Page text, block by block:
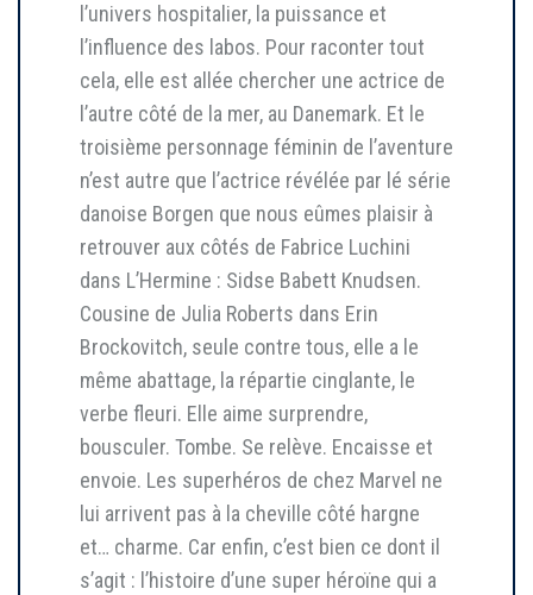
l’univers hospitalier, la puissance et
l’influence des labos. Pour raconter tout
cela, elle est allée chercher une actrice de
l’autre côté de la mer, au Danemark. Et le
troisième personnage féminin de l’aventure
n’est autre que l’actrice révélée par lé série
danoise Borgen que nous eûmes plaisir à
retrouver aux côtés de Fabrice Luchini
dans L’Hermine : Sidse Babett Knudsen.
Cousine de Julia Roberts dans Erin
Brockovitch, seule contre tous, elle a le
même abattage, la répartie cinglante, le
verbe fleuri. Elle aime surprendre,
bousculer. Tombe. Se relève. Encaisse et
envoie. Les superhéros de chez Marvel ne
lui arrivent pas à la cheville côté hargne
et… charme. Car enfin, c’est bien ce dont il
s’agit : l’histoire d’une super héroïne qui a